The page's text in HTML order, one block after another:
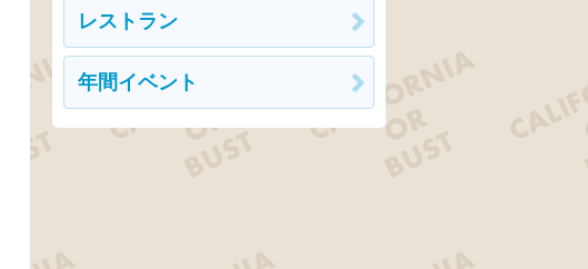
レストラン
年間イベント